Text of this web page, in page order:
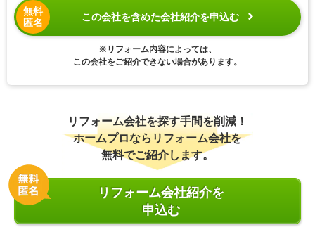
無料
匿名
この会社を含めた会社紹介を申込む
※リフォーム内容によっては、
この会社をご紹介できない場合があります。
リフォーム会社を探す手間を削減！
ホームプロならリフォーム会社を
無料でご紹介します。
リフォーム会社紹介を
申込む